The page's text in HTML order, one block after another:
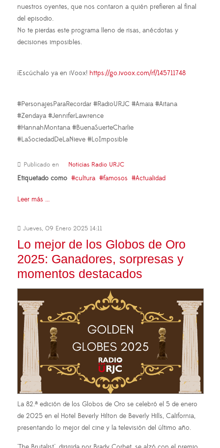
nuestros oyentes, que nos contaron a quién prefieren al final
del episodio.
No te pierdas este programa lleno de risas, anécdotas y
decisiones imposibles.
¡Escúchalo ya en iVoox! https://go.ivoox.com/rf/145711748
#PersonajesParaRecordar #RadioURJC #Amaia #Aitana
#Zendaya #JenniferLawrence
#HannahMontana #BuenaSuerteCharlie
#LaSociedadDeLaNieve #LoImposible
Publicado en Noticias Radio URJC
Etiquetado como cultura famosos Actualidad
Leer más ...
Jueves, 09 Enero 2025 14:11
Lo mejor de los Globos de Oro
2025: Ganadores, sorpresas y
momentos destacados
La 82.ª edición de los Globos de Oro se celebró el 5 de enero
de 2025 en el Hotel Beverly Hilton de Beverly Hills, California,
presentando lo mejor del cine y la televisión del último año.